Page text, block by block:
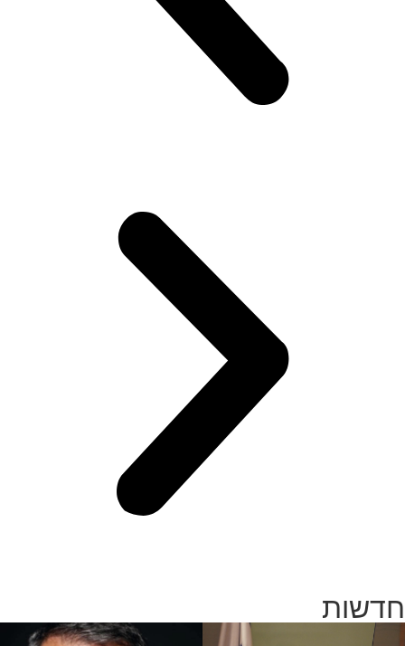
חדשות